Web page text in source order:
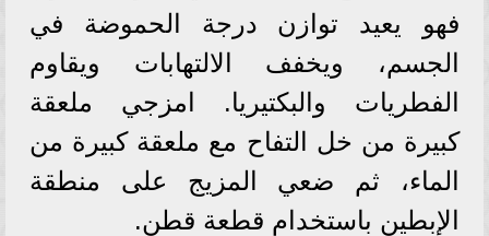
فهو يعيد توازن درجة الحموضة في
الجسم، ويخفف الالتهابات ويقاوم
الفطريات والبكتيريا. امزجي ملعقة
كبيرة من خل التفاح مع ملعقة كبيرة من
الماء، ثم ضعي المزيج على منطقة
الإبطين باستخدام قطعة قطن.